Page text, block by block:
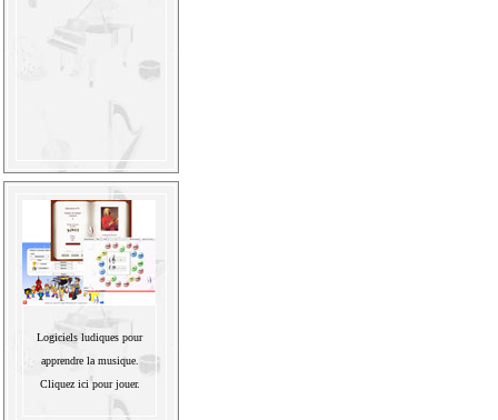
Logiciels ludiques pour
apprendre la musique.
Cliquez ici pour jouer.